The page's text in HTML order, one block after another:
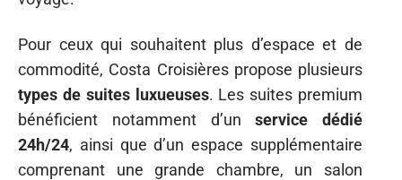
Pour ceux qui souhaitent plus d’espace et de
commodité, Costa Croisières propose plusieurs
types de suites luxueuses. Les suites premium
bénéficient notamment d’unservice dédié
24h/24, ainsi que d’un espace supplémentaire
comprenant une grande chambre, un salon